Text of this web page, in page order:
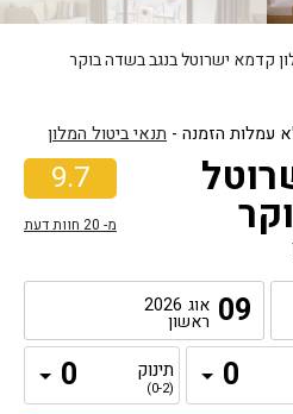
קדמא ישרוטל בנגב בשדה בוקר
עמלות הזמנה - תנאי ביטול המלון
9.7
מ- 20 חוות דעת
09 אוג 2026
ראשון
תינוק
(0-2)